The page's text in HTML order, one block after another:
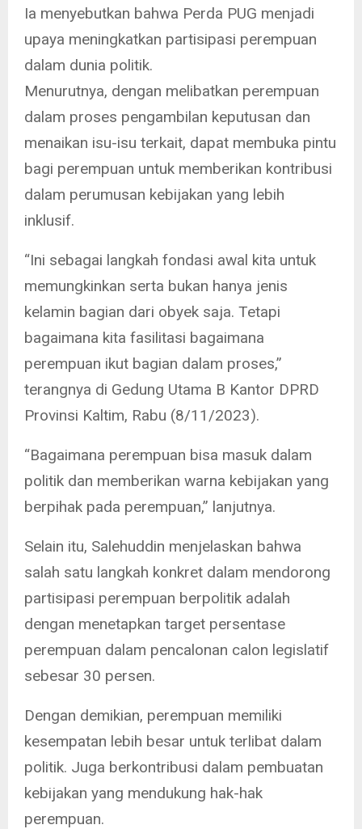
Ia menyebutkan bahwa Perda PUG menjadi
upaya meningkatkan partisipasi perempuan
dalam dunia politik.
Menurutnya, dengan melibatkan perempuan
dalam proses pengambilan keputusan dan
menaikan isu-isu terkait, dapat membuka pintu
bagi perempuan untuk memberikan kontribusi
dalam perumusan kebijakan yang lebih
inklusif.
“Ini sebagai langkah fondasi awal kita untuk
memungkinkan serta bukan hanya jenis
kelamin bagian dari obyek saja. Tetapi
bagaimana kita fasilitasi bagaimana
perempuan ikut bagian dalam proses,”
terangnya di Gedung Utama B Kantor DPRD
Provinsi Kaltim, Rabu (8/11/2023).
“Bagaimana perempuan bisa masuk dalam
politik dan memberikan warna kebijakan yang
berpihak pada perempuan,” lanjutnya.
Selain itu, Salehuddin menjelaskan bahwa
salah satu langkah konkret dalam mendorong
partisipasi perempuan berpolitik adalah
dengan menetapkan target persentase
perempuan dalam pencalonan calon legislatif
sebesar 30 persen.
Dengan demikian, perempuan memiliki
kesempatan lebih besar untuk terlibat dalam
politik. Juga berkontribusi dalam pembuatan
kebijakan yang mendukung hak-hak
perempuan.